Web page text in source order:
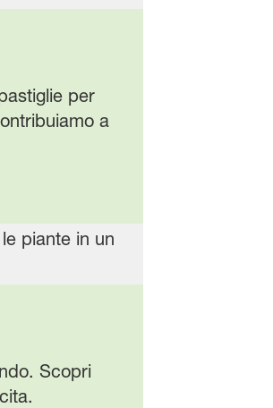
per
a
Scopri